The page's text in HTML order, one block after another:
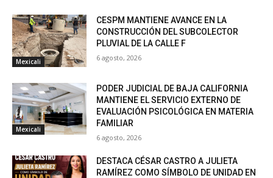
Mexicali
CESPM MANTIENE AVANCE EN LA
CONSTRUCCIÓN DEL SUBCOLECTOR
PLUVIAL DE LA CALLE F
6 agosto, 2026
Mexicali
PODER JUDICIAL DE BAJA CALIFORNIA
MANTIENE EL SERVICIO EXTERNO DE
EVALUACIÓN PSICOLÓGICA EN MATERIA
FAMILIAR
6 agosto, 2026
DESTACA CÉSAR CASTRO A JULIETA
RAMÍREZ COMO SÍMBOLO DE UNIDAD EN